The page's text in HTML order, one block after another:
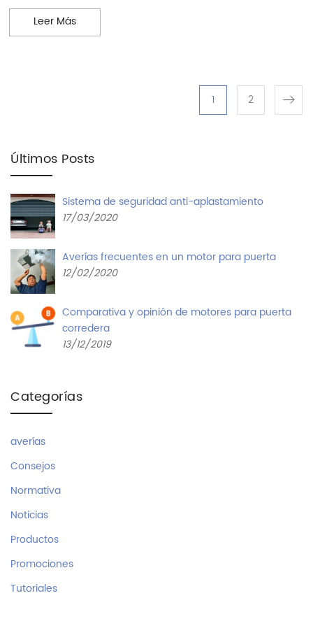
Leer MásINSTALACION CUADRO MANIOBRAS CORREDERA
Page
1 Page
2
Últimos Posts
Sistema de seguridad anti-aplastamiento
17/03/2020
Averías frecuentes en un motor para puerta
12/02/2020
Comparativa y opinión de motores para puerta
corredera
13/12/2019
Categorías
averías
Consejos
Normativa
Noticias
Productos
Promociones
Tutoriales